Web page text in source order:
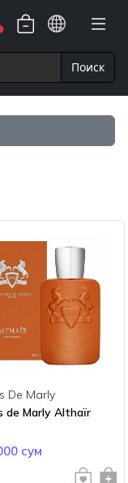
Поиск
De Marly
de Marly Althaïr
сум